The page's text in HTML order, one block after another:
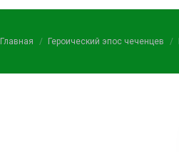
Вы здесь:
Главная Героический эпос чеченцев